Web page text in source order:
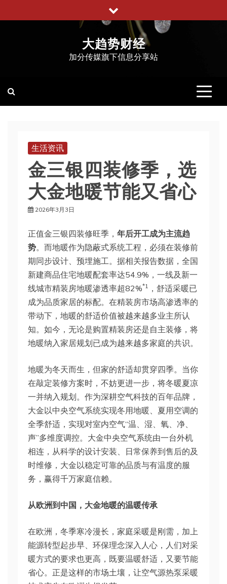
至
大趋势财经
加分传媒旗下信息分享站
生活资讯
金三银四装修季，选
大金地暖节能又省心
2026年3月3日
正值金三银四装修旺季， 年后开工成为主流趋
势。而地暖作为隐蔽式系统工程，必须在装修前
期同步设计、预埋施工。据相关报告数据，全国
新建商品住宅地暖配套率达54.9%，一线及新一
线城市精装房地暖渗透率超82%*1 ，舒适采暖已
成为品质家居的标配。在精装房市场高渗透率的
带动下，地暖的舒适价值被越来越多业主所认
知。如今，无论是购置精装房还是自主装修，将
地暖纳入家居规划已成为越来越多家庭的共识。
地暖为冬天而生，但家的舒适却贯穿四季。当你
在敲定装修方案时，不妨更进一步，将冬暖夏凉
一并纳入规划。作为深耕空气科技的百年品牌，
大金以中央空气系统实现冬用地暖、夏用空调的
全季舒适，实现对室内空气“温、湿、氧、净、
声”多维度调控。大金中央空气系统由一台外机
相连，从科学的设计安装、日常保养到售后的及
时维修，大金以稳定可靠的品质与有温度的服
务，赢得千万家庭信赖。
从欧洲到中国，大金地暖的温暖传承
在欧洲，冬季寒冷漫长，家庭采暖是刚需，加上
能源转型起步早、环保理念深入人心，人们对采
暖方式的要求也更高，既要温暖舒适，又要节能
省心。正是这样的市场土壤，让空气源热泵采暖